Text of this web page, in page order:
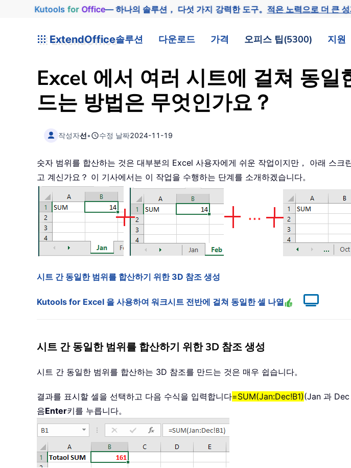
Kutools for Office— 하나의 솔루션， 다섯 가지 강력한 도구。적은 노력으로 더 큰 성
ExtendOffice솔루션 다운로드 가격 오피스 팁(5300) 지원
Excel 에서 여러 시트에 걸쳐 동
드는 방법은 무엇인가요？
작성자선• 수정 날짜2024-11-19
숫자 범위를 합산하는 것은 대부분의 Excel 사용자에게 쉬운 작업이지만， 아래 스
고 계신가요？ 이 기사에서는 이 작업을 수행하는 단계를 소개하겠습니다。
시트 간 동일한 범위를 합산하기 위한 3D 참조 생성
Kutools for Excel 을 사용하여 워크시트 전반에 걸쳐 동일한 셀 나열
시트 간 동일한 범위를 합산하기 위한 3D 참조 생성
시트 간 동일한 범위를 합산하는 3D 참조를 만드는 것은 매우 쉽습니다。
결과를 표시할 셀을 선택하고 다음 수식을 입력합니다=SUM(Jan:Dec!B1)(Jan 과 Dec
음Enter키를 누릅니다。